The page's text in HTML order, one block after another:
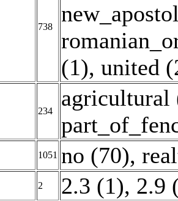
738
(1), united
234
agricultural
1051 no (70),
2 2.3 (1), 2.9